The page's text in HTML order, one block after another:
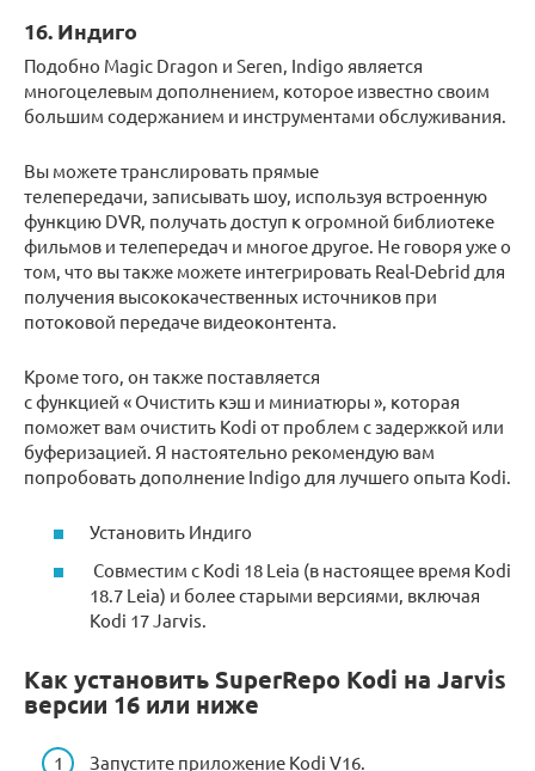
16. Индиго
Подобно Magic Dragon и Seren, Indigo является
многоцелевым дополнением, которое известно своим
большим содержанием и инструментами обслуживания.
Вы можете транслировать прямые
телепередачи, записывать шоу, используя встроенную
функцию DVR, получать доступ к огромной библиотеке
фильмов и телепередач и многое другое. Не говоря уже о
том, что вы также можете интегрировать Real-Debrid для
получения высококачественных источников при
потоковой передаче видеоконтента.
Кроме того, он также поставляется
с функцией « Очистить кэш и миниатюры », которая
поможет вам очистить Kodi от проблем с задержкой или
буферизацией. Я настоятельно рекомендую вам
попробовать дополнение Indigo для лучшего опыта Kodi.
Установить Индиго
Совместим с Kodi 18 Leia (в настоящее время Kodi
18.7 Leia) и более старыми версиями, включая
Kodi 17 Jarvis.
Как установить SuperRepo Kodi на Jarvis
версии 16 или ниже
Запустите приложение Kodi V16.